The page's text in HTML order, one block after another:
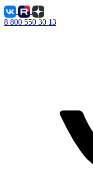
8 800 550 30 13